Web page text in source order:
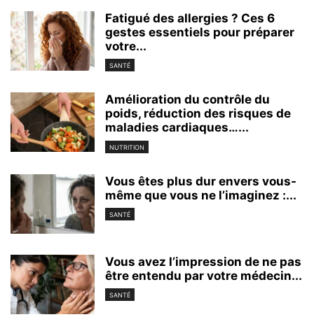
Fatigué des allergies ? Ces 6
gestes essentiels pour préparer
votre...
SANTÉ
Amélioration du contrôle du
poids, réduction des risques de
maladies cardiaques…...
NUTRITION
Vous êtes plus dur envers vous-
même que vous ne l’imaginez :...
SANTÉ
Vous avez l’impression de ne pas
être entendu par votre médecin...
SANTÉ